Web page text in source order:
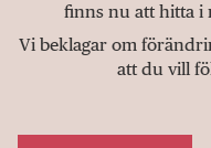
finns nu att hitta i
Vi beklagar om
att du vill